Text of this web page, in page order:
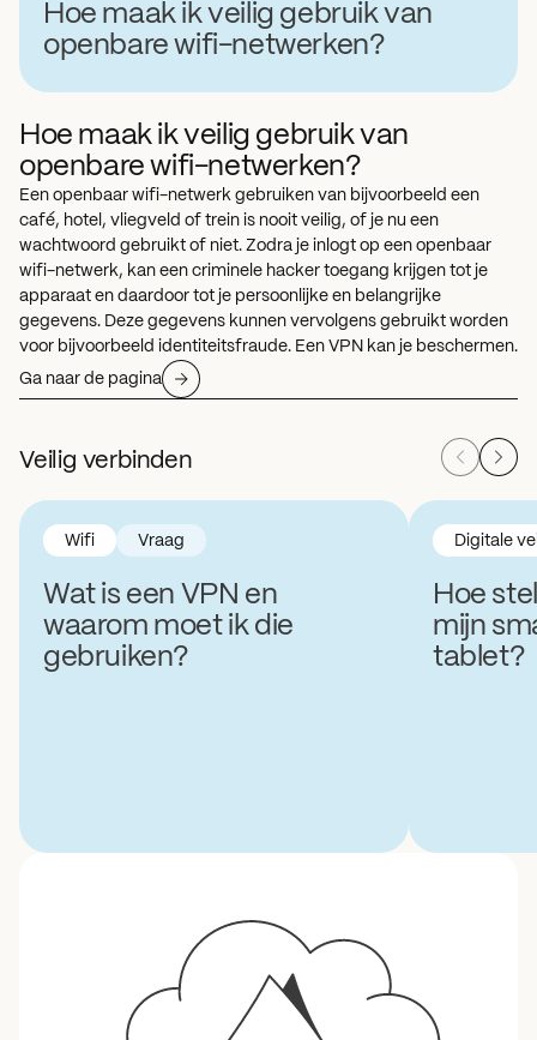
Hoe maak ik veilig gebruik van
openbare wifi-netwerken?
Hoe maak ik veilig gebruik van
openbare wifi-netwerken?
Een openbaar wifi-netwerk gebruiken van bijvoorbeeld een
café, hotel, vliegveld of trein is nooit veilig, of je nu een
wachtwoord gebruikt of niet. Zodra je inlogt op een openbaar
wifi-netwerk, kan een criminele hacker toegang krijgen tot je
apparaat en daardoor tot je persoonlijke en belangrijke
gegevens. Deze gegevens kunnen vervolgens gebruikt worden
voor bijvoorbeeld identiteitsfraude. Een VPN kan je beschermen.
Ga naar de pagina
Veilig verbinden
Wat is een VPN en
waarom moet ik die
gebruiken?
Wifi Vraag
Hoe
mijn
tablet?
Digitale